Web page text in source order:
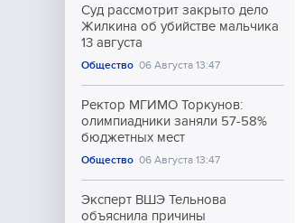
Культура
Суд рассмотрит закрыто дело
Жилкина об убийстве мальчика
13 августа
Общество 06 Августа 13:47
Ректор МГИМО Торкунов:
олимпиадники заняли 57-58%
бюджетных мест
Общество 06 Августа 13:47
Эксперт ВШЭ Тельнова
объяснила причины